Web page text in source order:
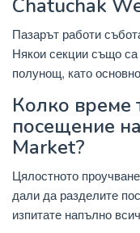
Chatuchak
Пазарът работи
Някои секции също са
полунощ, като
Колко време
посещение
Market?
Цялостното
дали да разделите
изпитате напълно